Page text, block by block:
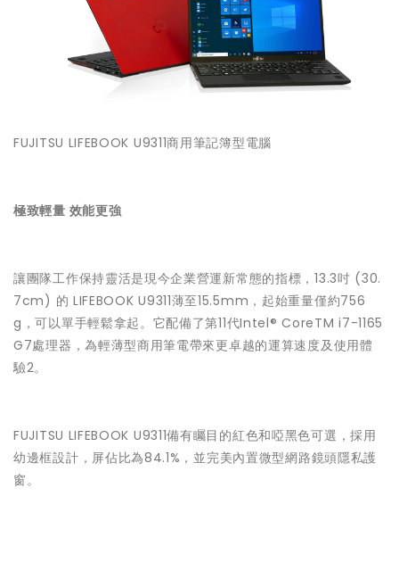
FUJITSU LIFEBOOK U9311商用筆記簿型電腦
極致輕量 效能更強
讓團隊工作保持靈活是現今企業營運新常態的指標，13.3吋 (30.
7cm) 的 LIFEBOOK U9311薄至15.5mm，起始重量僅約756
g，可以單手輕鬆拿起。它配備了第11代Intel® CoreTM i7-1165
G7處理器，為輕薄型商用筆電帶來更卓越的運算速度及使用體
驗2。
FUJITSU LIFEBOOK U9311備有矚目的紅色和啞黑色可選，採用
幼邊框設計，屏佔比為84.1%，並完美內置微型網路鏡頭隱私護
窗。